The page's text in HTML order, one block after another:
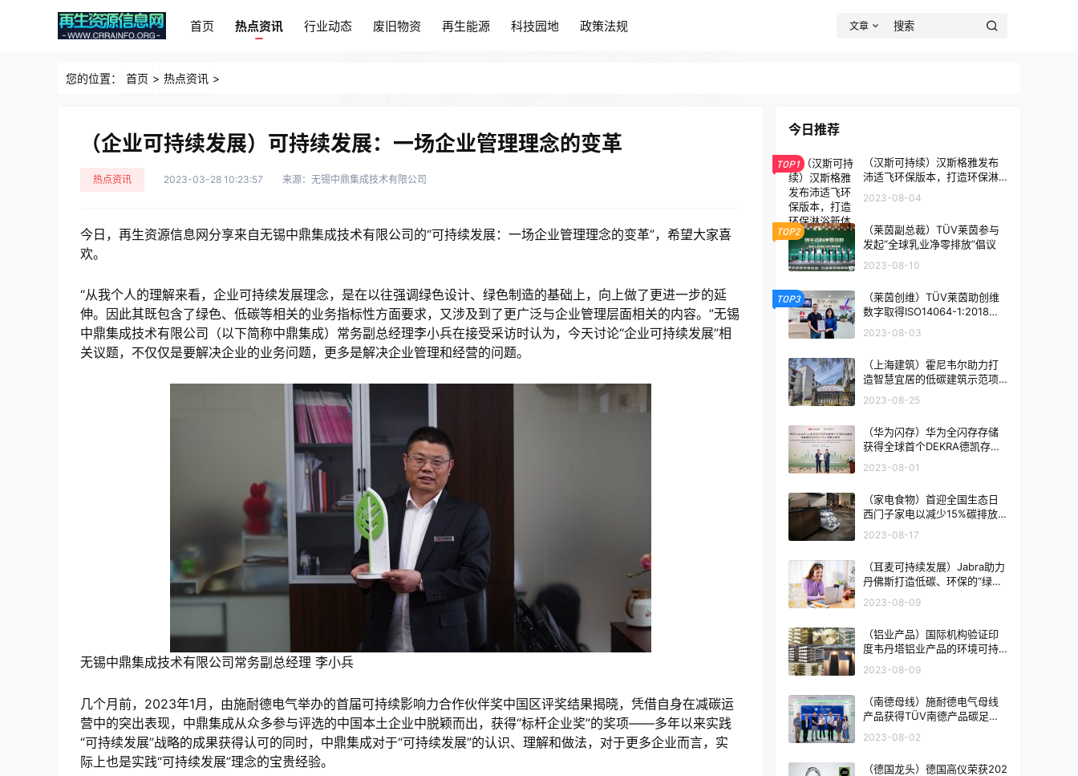
首页 热点资讯 行业动态 废旧物资 再生能源 科技园地 政策法规 文章
热点资讯
您的位置： 首页 > 热点资讯 >
（企业可持续发展）可持续发展：一场企业管理理念的变革
热点资讯 2023-03-28 10:23:57 来源：无锡中鼎集成技术有限公司
今日，再生资源信息网分享来自无锡中鼎集成技术有限公司的“可持续发展：一场企业管理理念的变革”，希望大家喜
欢。
“从我个人的理解来看，企业可持续发展理念，是在以往强调绿色设计、绿色制造的基础上，向上做了更进一步的延
伸。因此其既包含了绿色、低碳等相关的业务指标性方面要求，又涉及到了更广泛与企业管理层面相关的内容。”无锡
中鼎集成技术有限公司（以下简称中鼎集成）常务副总经理李小兵在接受采访时认为，今天讨论“企业可持续发展”相
关议题，不仅仅是要解决企业的业务问题，更多是解决企业管理和经营的问题。
无锡中鼎集成技术有限公司常务副总经理 李小兵
几个月前，2023年1月，由施耐德电气举办的首届可持续影响力合作伙伴奖中国区评奖结果揭晓，凭借自身在减碳运
营中的突出表现，中鼎集成从众多参与评选的中国本土企业中脱颖而出，获得“标杆企业奖”的奖项——多年以来实践
“可持续发展”战略的成果获得认可的同时，中鼎集成对于“可持续发展”的认识、理解和做法，对于更多企业而言，实
际上也是实践“可持续发展”理念的宝贵经验。
今日推荐
TOP1
（汉斯可持续）汉斯格雅发布
沛适飞环保版本，打造环保淋
2023-08-04
TOP2
（莱茵副总裁）TÜV莱茵参与
发起“全球乳业净零排放”倡议
2023-08-10
TOP3
（莱茵创维）TÜV莱茵助创维
数字取得ISO14064-1:2018碳
2023-08-03
（上海建筑）霍尼韦尔助力打
造智慧宜居的低碳建筑示范项
2023-08-25
（华为闪存）华为全闪存存储
获得全球首个DEKRA德凯存储
2023-08-01
（家电食物）首迎全国生态日
西门子家电以减少15%碳排放
2023-08-17
（耳麦可持续发展）Jabra助力
丹佛斯打造低碳、环保的“绿色”
2023-08-09
（铝业产品）国际机构验证印
度韦丹塔铝业产品的环境可持
2023-08-09
（南德母线）施耐德电气母线
产品获得TÜV南德产品碳足迹
2023-08-02
（德国龙头）德国高仪荣获202